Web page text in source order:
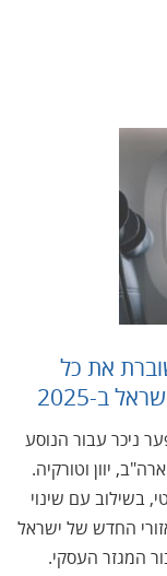
את כל
ניכר עבור הנוסע
יוון וטורקיה.
בשילוב עם שינוי
החדש של ישראל
המגזר העסקי.